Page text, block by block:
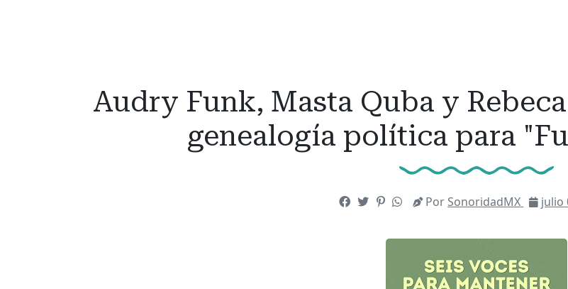
Audry Funk, Masta Quba y
genealogía política para
Por SonoridadMX julio